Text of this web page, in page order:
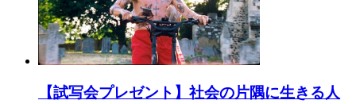
【試写会プレゼント】社会の片隅に生きる人